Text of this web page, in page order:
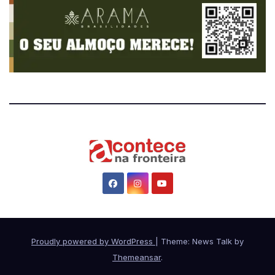
Proudly powered by WordPress
Theme: News Talk by
Themeansar.